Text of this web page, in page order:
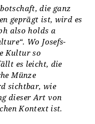
die ganz
geprägt ist, wird es
also holds a
Wo Josefs-
Kultur so
es leicht, die
Münze
sichtbar, wie
dieser Art von
Kontext ist.